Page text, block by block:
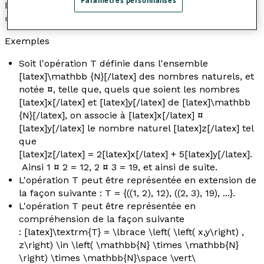
le sens plus général deloi de composition interne
un ensemble.
Exemples
Soit l'opération T définie dans l'ensemble
[latex]\mathbb {N}[/latex] des nombres naturels, et
notée ¤, telle que, quels que soient les nombres
[latex]x[/latex] et [latex]y[/latex] de [latex]\mathbb
{N}[/latex], on associe à [latex]x[/latex] ¤
[latex]y[/latex] le nombre naturel [latex]z[/latex] tel
que
[latex]z[/latex] = 2[latex]x[/latex] + 5[latex]y[/latex].
Ainsi 1 ¤ 2 = 12, 2 ¤ 3 = 19, et ainsi de suite.
L'opération T peut être représentée en extension de
la façon suivante : T = {((1, 2), 12), ((2, 3), 19), ...}.
L'opération T peut être représentée en
compréhension de la façon suivante
: [latex]\textrm{T} = \lbrace \left( \left( x,y\right) ,
z\right) \in \left( \mathbb{N} \times \mathbb{N}
\right) \times \mathbb{N}\space \vert\